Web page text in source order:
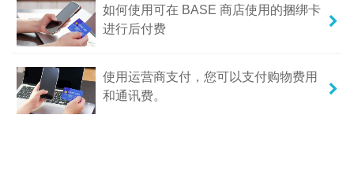
如何使用可在 BASE 商店使用的捆绑卡
进行后付费
使用运营商支付，您可以支付购物费用
和通讯费。